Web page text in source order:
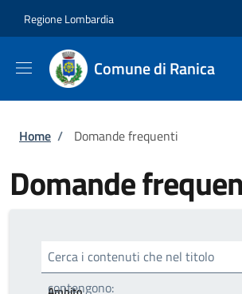
Regione Lombardia
Comune di Ranica
Briciole di pane
Home / Domande frequenti
Domande
Cerca i contenuti che nel titolo
contengono: